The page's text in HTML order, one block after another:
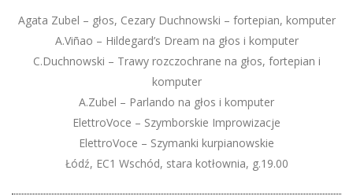
Agata Zubel – głos, Cezary Duchnowski – fortepian, komputer
A.Viñao – Hildegard’s Dream na głos i komputer
C.Duchnowski – Trawy rozczochrane na głos, fortepian i
komputer
A.Zubel – Parlando na głos i komputer
ElettroVoce – Szymborskie Improwizacje
ElettroVoce – Szymanki kurpianowskie
Łódź, EC1 Wschód, stara kotłownia, g.19.00